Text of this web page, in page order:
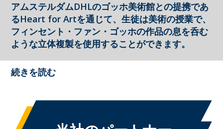
アムステルダムDHLのゴッホ美術館との提携であ
るHeart for Artを通じて、生徒は美術の授業で、
フィンセント・ファン・ゴッホの作品の息を呑む
ような立体複製を使用することができます。
続きを読む